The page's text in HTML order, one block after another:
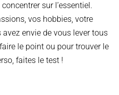
sur l’essentiel.
vos hobbies, votre
envie de vous lever tous
le point ou pour trouver le
faites le test !